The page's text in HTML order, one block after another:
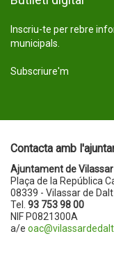
Inscriu-te per rebre
municipals.
Subscriure'm
Contacta amb
Ajuntament de
Plaça de la República
08339 - Vilassar de Dalt
Tel. 93 753 98 00
NIF P0821300A
a/e